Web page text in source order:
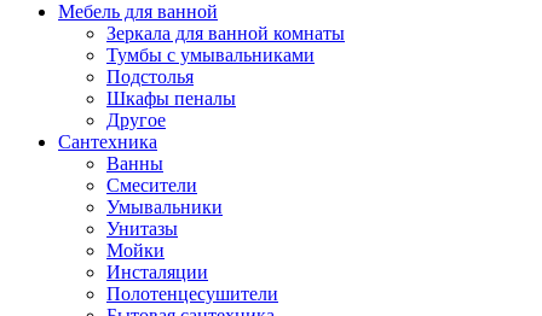
Мебель для ванной
Зеркала для ванной комнаты
Тумбы с умывальниками
Подстолья
Шкафы пеналы
Другое
Сантехника
Ванны
Смесители
Умывальники
Унитазы
Мойки
Инсталяции
Полотенцесушители